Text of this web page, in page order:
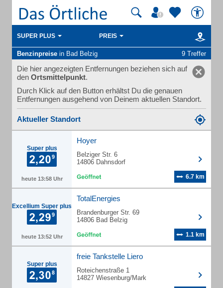
SUPER PLUS PREIS
Benzinpreise in Bad Belzig 9 Treffer
Die hier angezeigten Entfernungen beziehen sich auf
den Ortsmittelpunkt.
Durch Klick auf den Button erhältst Du die genauen
Entfernungen ausgehend von Deinem aktuellen Standort.
Aktueller Standort
Super plus
heute 13:58 Uhr
Hoyer
Belziger Str. 6
14806 Dahnsdorf
6.7 km
Excellium Super plus
heute 13:52 Uhr
TotalEnergies
Brandenburger Str. 69
14806 Bad Belzig
1.1 km
Super plus
freie Tankstelle Liero
Roteichenstraße 1
14827 Wiesenburg/Mark